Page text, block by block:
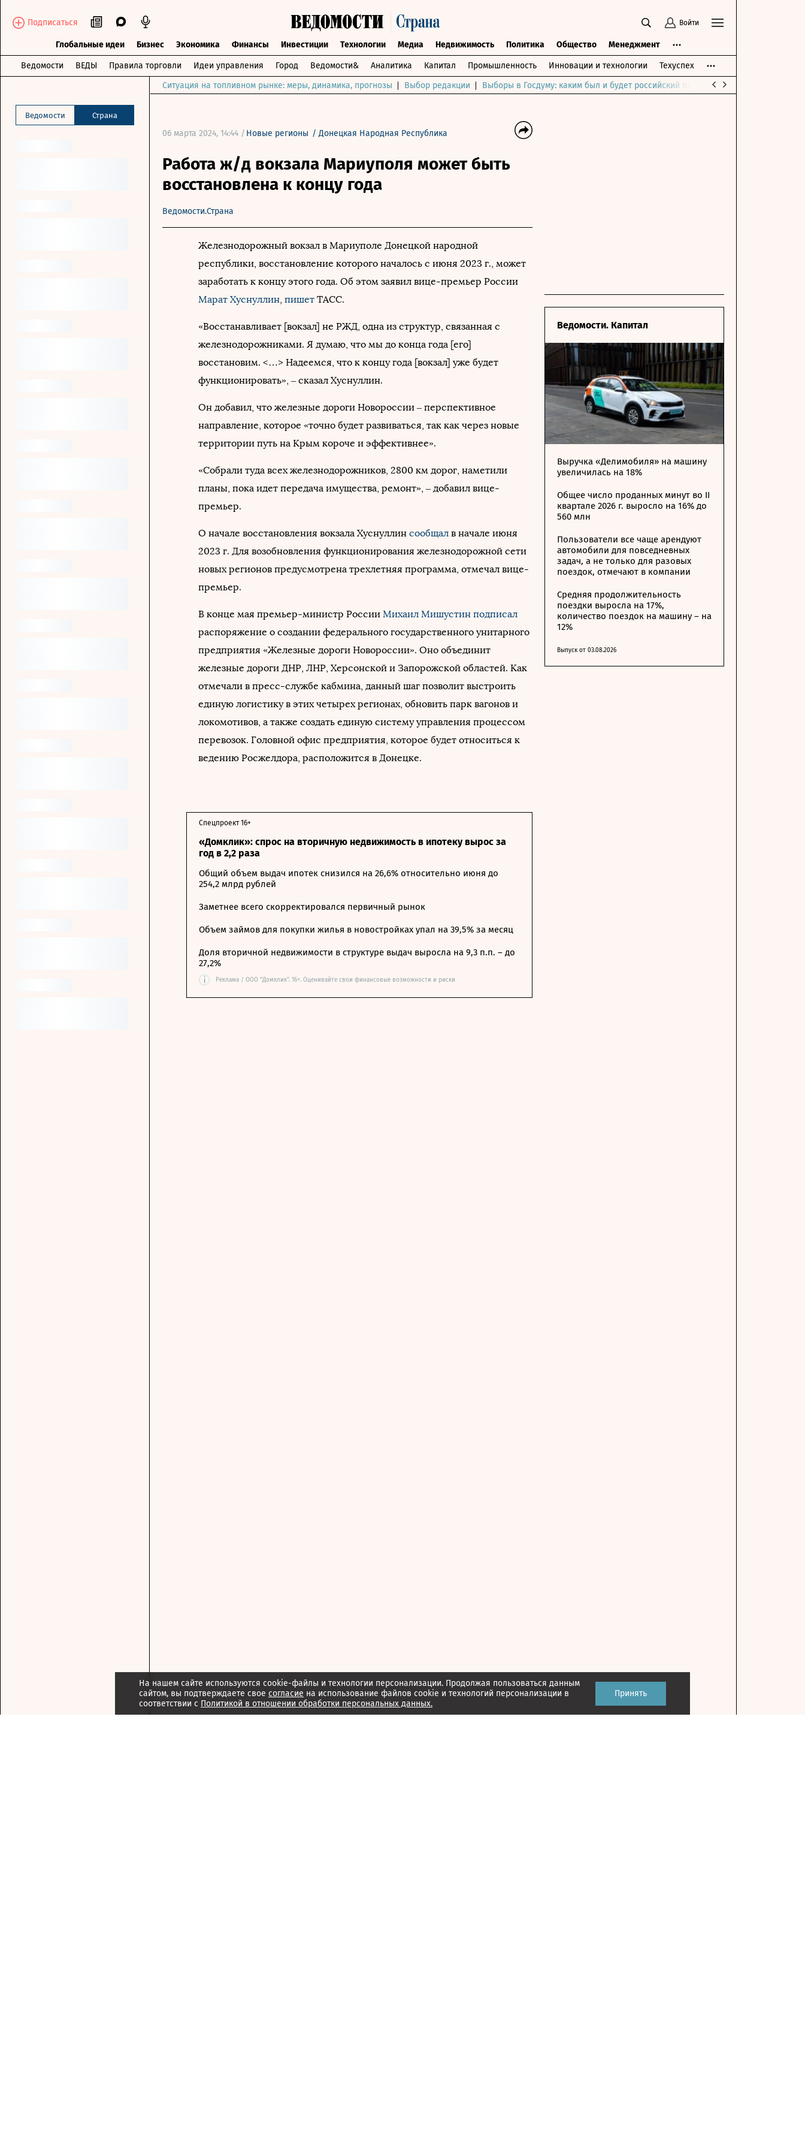
На нашем сайте используются cookie-файлы и технологии персонализации. Продолжая пользоваться данным
сайтом, вы подтверждаете свое согласие на использование файлов cookie и технологий персонализации в
соответствии с Политикой в отношении обработки персональных данных.
Принять
Подписаться Войти
Глобальные идеи Бизнес Экономика Финансы Инвестиции Технологии Медиа Недвижимость Политика Общество Менеджмент
Ведомости ВЕДЫ Правила торговли Идеи управления Город Ведомости& Аналитика Капитал Промышленность Инновации и технологии Техуспех
Ведомости Страна
Ситуация на топливном рынке: меры, динамика, прогнозы Выбор редакции Выборы в Госдуму: каким был и будет российский парламент
06 марта 2024, 14:44 / Новые регионы /Донецкая Народная Республика
Работа ж/д вокзала Мариуполя может быть
восстановлена к концу года
Ведомости.Страна
Железнодорожный вокзал в Мариуполе Донецкой народной
республики, восстановление которого началось с июня 2023 г., может
заработать к концу этого года. Об этом заявил вице-премьер России
Марат Хуснуллин, пишет ТАСС.
«Восстанавливает [вокзал] не РЖД, одна из структур, связанная с
железнодорожниками. Я думаю, что мы до конца года [его]
восстановим. <…> Надеемся, что к концу года [вокзал] уже будет
функционировать», – сказал Хуснуллин.
Он добавил, что железные дороги Новороссии – перспективное
направление, которое «точно будет развиваться, так как через новые
территории путь на Крым короче и эффективнее».
«Собрали туда всех железнодорожников, 2800 км дорог, наметили
планы, пока идет передача имущества, ремонт», – добавил вице-
премьер.
О начале восстановления вокзала Хуснуллин сообщал в начале июня
2023 г. Для возобновления функционирования железнодорожной сети
новых регионов предусмотрена трехлетняя программа, отмечал вице-
премьер.
В конце мая премьер-министр России Михаил Мишустин подписал
распоряжение о создании федерального государственного унитарного
предприятия «Железные дороги Новороссии». Оно объединит
железные дороги ДНР, ЛНР, Херсонской и Запорожской областей. Как
отмечали в пресс-службе кабмина, данный шаг позволит выстроить
единую логистику в этих четырех регионах, обновить парк вагонов и
локомотивов, а также создать единую систему управления процессом
перевозок. Головной офис предприятия, которое будет относиться к
ведению Росжелдора, расположится в Донецке.
«Домклик»: спрос на вторичную недвижимость в ипотеку вырос за
год в 2,2 раза
Спецпроект 16+
Общий объем выдач ипотек снизился на 26,6% относительно июня до
254,2 млрд рублей
Заметнее всего скорректировался первичный рынок
Объем займов для покупки жилья в новостройках упал на 39,5% за месяц
Доля вторичной недвижимости в структуре выдач выросла на 9,3 п.п. – до
27,2%
i Реклама / ООО "Домклик". 16+. Оценивайте свои финансовые возможности и риски
Ведомости. Капитал
Выручка «Делимобиля» на машину
увеличилась на 18%
Общее число проданных минут во II
квартале 2026 г. выросло на 16% до
560 млн
Пользователи все чаще арендуют
автомобили для повседневных
задач, а не только для разовых
поездок, отмечают в компании
Средняя продолжительность
поездки выросла на 17%,
количество поездок на машину – на
12%
Выпуск от 03.08.2026